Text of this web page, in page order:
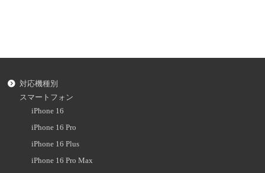
対応機種別
スマートフォン
iPhone 16
iPhone 16 Pro
iPhone 16 Plus
iPhone 16 Pro Max